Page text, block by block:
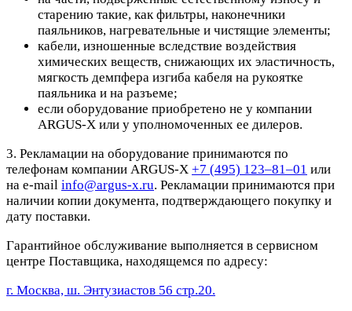
старению такие, как фильтры, наконечники
паяльников, нагревательные и чистящие элементы;
кабели, изношенные вследствие воздействия
химических веществ, снижающих их эластичность,
мягкость демпфера изгиба кабеля на рукоятке
паяльника и на разъеме;
если оборудование приобретено не у компании
ARGUS-X или у уполномоченных ее дилеров.
3. Рекламации на оборудование принимаются по
телефонам компании ARGUS-X +7 (495) 123–81–01 или
на e-mail info@argus-x.ru. Рекламации принимаются при
наличии копии документа, подтверждающего покупку и
дату поставки.
Гарантийное обслуживание выполняется в сервисном
центре Поставщика, находящемся по адресу:
г. Москва, ш. Энтузиастов 56 стр.20.